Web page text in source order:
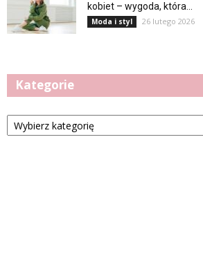
kobiet – wygoda, która...
Moda i styl 26 lutego 2026
Kategorie
Kategorie